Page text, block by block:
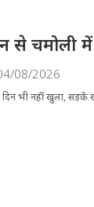
से चमोली
08/2026
दिन भी नहीं खुला,